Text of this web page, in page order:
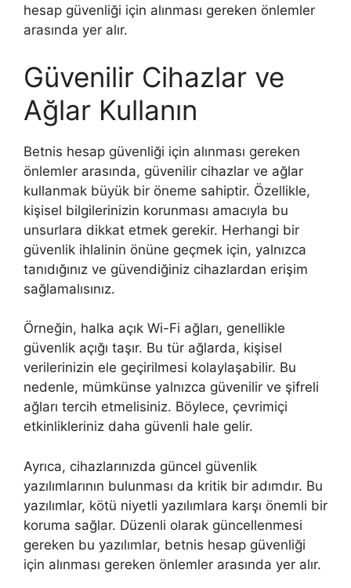
hesap güvenliği için alınması gereken önlemler
arasında yer alır.
Güvenilir Cihazlar ve
Ağlar Kullanın
Betnis hesap güvenliği için alınması gereken
önlemler arasında, güvenilir cihazlar ve ağlar
kullanmak büyük bir öneme sahiptir. Özellikle,
kişisel bilgilerinizin korunması amacıyla bu
unsurlara dikkat etmek gerekir. Herhangi bir
güvenlik ihlalinin önüne geçmek için, yalnızca
tanıdığınız ve güvendiğiniz cihazlardan erişim
sağlamalısınız.
Örneğin, halka açık Wi-Fi ağları, genellikle
güvenlik açığı taşır. Bu tür ağlarda, kişisel
verilerinizin ele geçirilmesi kolaylaşabilir. Bu
nedenle, mümkünse yalnızca güvenilir ve şifreli
ağları tercih etmelisiniz. Böylece, çevrimiçi
etkinlikleriniz daha güvenli hale gelir.
Ayrıca, cihazlarınızda güncel güvenlik
yazılımlarının bulunması da kritik bir adımdır. Bu
yazılımlar, kötü niyetli yazılımlara karşı önemli bir
koruma sağlar. Düzenli olarak güncellenmesi
gereken bu yazılımlar, betnis hesap güvenliği
için alınması gereken önlemler arasında yer alır.